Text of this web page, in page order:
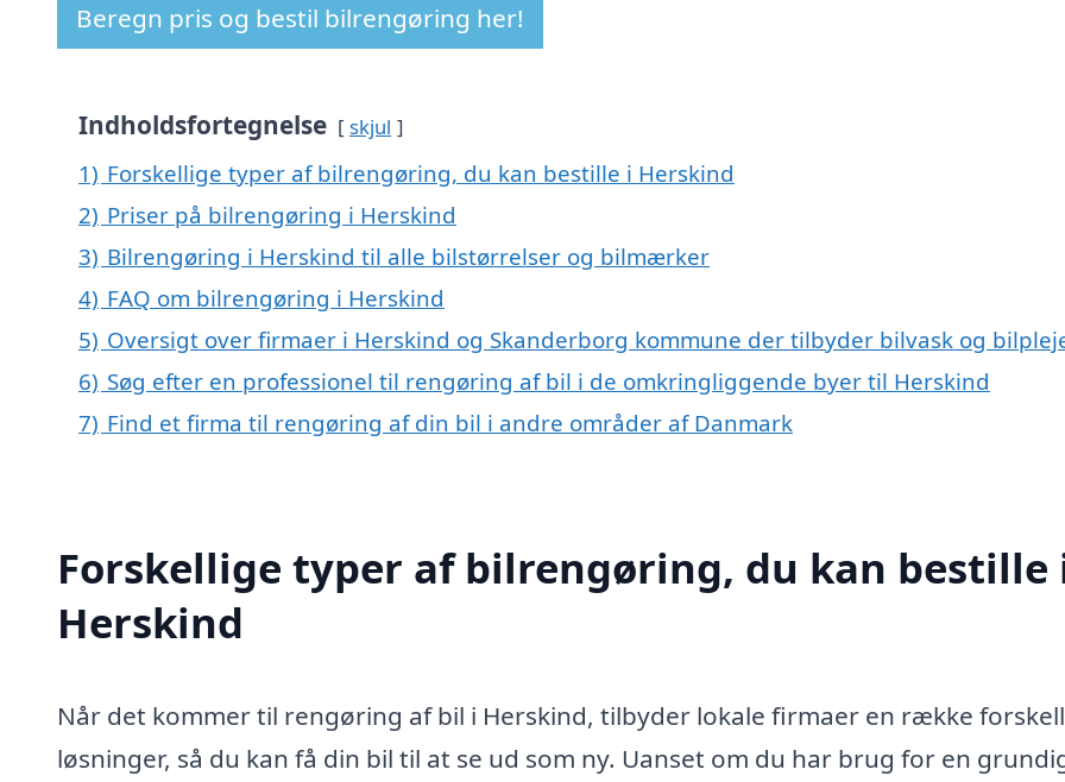
Beregn pris og bestil bilrengøring her!
Indholdsfortegnelse skjul
1) Forskellige typer af bilrengøring, du kan bestille i Herskind
2) Priser på bilrengøring i Herskind
3) Bilrengøring i Herskind til alle bilstørrelser og bilmærker
4) FAQ om bilrengøring i Herskind
5) Oversigt over firmaer i Herskind og Skanderborg kommune der tilbyder bilvask og
6) Søg efter en professionel til rengøring af bil i de omkringliggende byer til Herskind
7) Find et firma til rengøring af din bil i andre områder af Danmark
Forskellige typer af bilrengøring, du kan bestille
Herskind
Når det kommer til rengøring af bil i Herskind, tilbyder lokale firmaer en række
løsninger, så du kan få din bil til at se ud som ny. Uanset om du har brug for en